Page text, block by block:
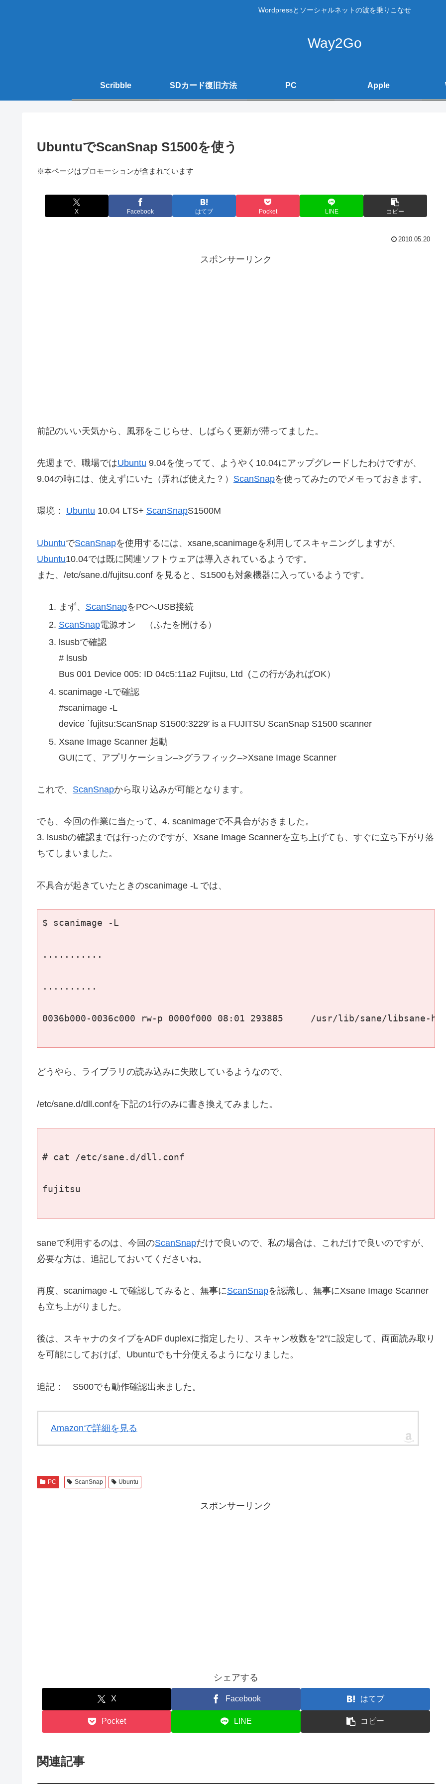
Wordpressとソーシャルネットの波を乗りこなせ
Way2Go
Scribble SDカード復旧方法 PC Apple
UbuntuでScanSnap S1500を使う
※本ページはプロモーションが含まれています
X Facebook はてブ Pocket LINE コピー
2010.05.20
スポンサーリンク
前記のいい天気から、風邪をこじらせ、しばらく更新が滞ってました。
先週まで、職場ではUbuntu 9.04を使ってて、ようやく10.04にアップグレードしたわけですが、
9.04の時には、使えずにいた（弄れば使えた？） ScanSnapを使ってみたのでメモっておきます。
環境： Ubuntu 10.04 LTS+ ScanSnapS1500M
UbuntuでScanSnapを使用するには、xsane,scanimageを利用してスキャニングしますが、
Ubuntu10.04では既に関連ソフトウェアは導入されているようです。
また、/etc/sane.d/fujitsu.conf を見ると、S1500も対象機器に入っているようです。
まず、 ScanSnapをPCへUSB接続
ScanSnap電源オン （ふたを開ける）
lsusbで確認
# lsusb
Bus 001 Device 005: ID 04c5:11a2 Fujitsu, Ltd (この行があればOK）
scanimage -Lで確認
#scanimage -L
device `fujitsu:ScanSnap S1500:3229′ is a FUJITSU ScanSnap S1500 scanner
Xsane Image Scanner 起動
GUIにて、アプリケーション–>グラフィック–>Xsane Image Scanner
これで、 ScanSnapから取り込みが可能となります。
でも、今回の作業に当たって、4. scanimageで不具合がおきました。
3. lsusbの確認までは行ったのですが、Xsane Image Scannerを立ち上げても、すぐに立ち下がり落
ちてしまいました。
不具合が起きていたときのscanimage -L では、
$ scanimage -L
...........
..........
0036b000-0036c000 rw-p 0000f000 08:01 293885     /usr/lib/sane/libsane-
どうやら、ライブラリの読み込みに失敗しているようなので、
/etc/sane.d/dll.confを下記の1行のみに書き換えてみました。
# cat /etc/sane.d/dll.conf
fujitsu
saneで利用するのは、今回のScanSnapだけで良いので、私の場合は、これだけで良いのですが、
必要な方は、追記しておいてくださいね。
再度、scanimage -L で確認してみると、無事にScanSnapを認識し、無事にXsane Image Scanner
も立ち上がりました。
後は、スキャナのタイプをADF duplexに指定したり、スキャン枚数を”2″に設定して、両面読み取り
を可能にしておけば、Ubuntuでも十分使えるようになりました。
追記： S500でも動作確認出来ました。
Amazonで詳細を見る
PC ScanSnap Ubuntu
スポンサーリンク
シェアする
X Facebook はてブ
Pocket LINE コピー
関連記事